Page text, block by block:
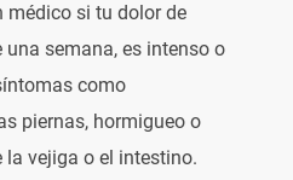
médico si tu dolor de
semana, es intenso o
como
piernas, hormigueo o
la vejiga o el intestino.